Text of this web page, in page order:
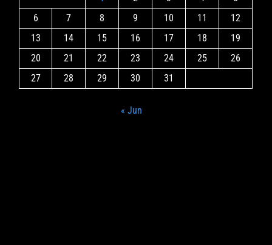
6
7 8 9 10 11
12
13
14 15 16 17 18
19
20
21 22 23 24 25
26
27
28 29 30 31
« Jun